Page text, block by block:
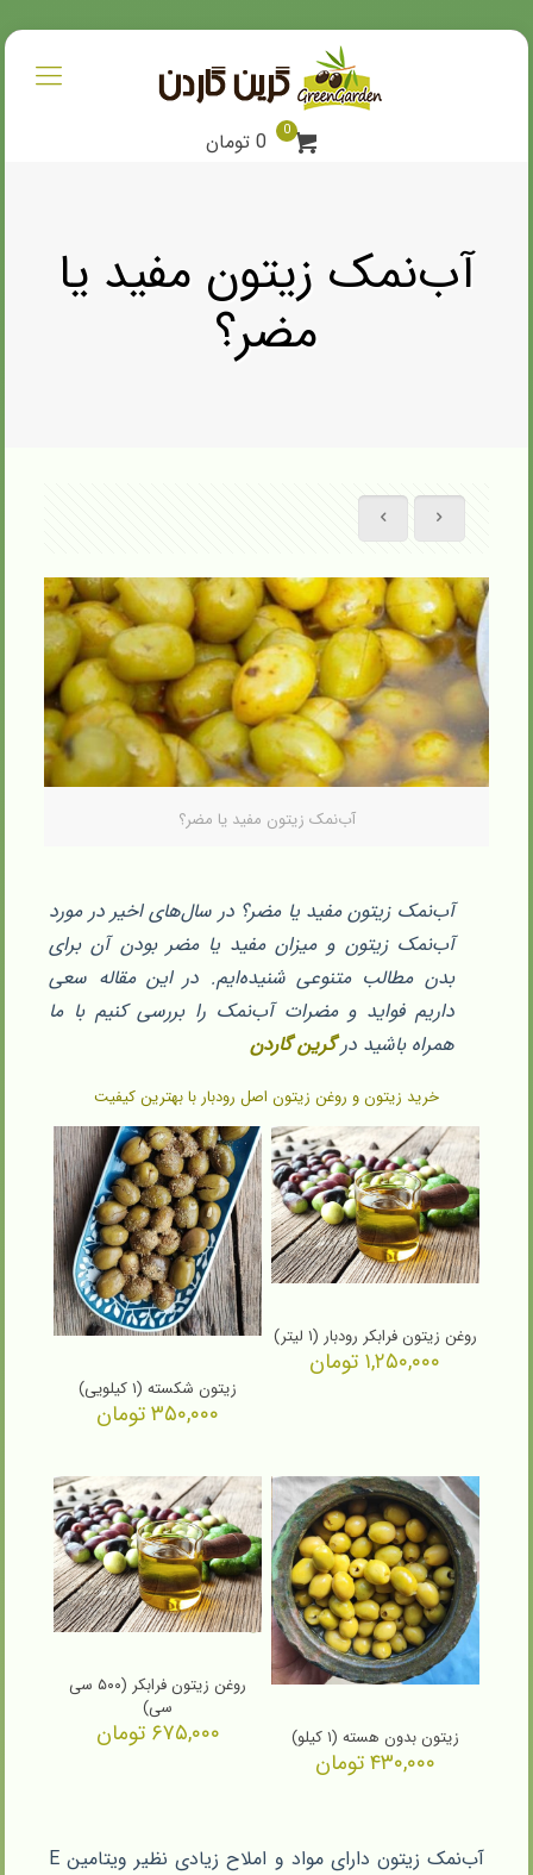
0 0 تومان
آب‌نمک زیتون مفید یا
مضر؟
آب‌نمک زیتون مفید یا مضر؟
آب‌نمک زیتون مفید یا مضر؟ در سال‌های اخیر در مورد
آب‌نمک زیتون و میزان مفید یا مضر بودن آن برای
بدن مطالب متنوعی شنیده‌ایم. در این مقاله سعی
داریم فواید و مضرات آب‌نمک را بررسی کنیم با ما
همراه باشید درگرین گاردن
خرید زیتون و روغن زیتون اصل رودبار با بهترین کیفیت
روغن زیتون فرابکر رودبار (۱ لیتر)
۱,۲۵۰,۰۰۰ تومان
زیتون شکسته (۱ کیلویی)
۳۵۰,۰۰۰تومان
زیتون بدون هسته (۱ کیلو)
۴۳۰,۰۰۰تومان
روغن زیتون فرابکر (۵۰۰ سی
سی)
۶۷۵,۰۰۰ تومان
آب‌نمک زیتون دارای مواد و املاح زیادی نظیر ویتامین E